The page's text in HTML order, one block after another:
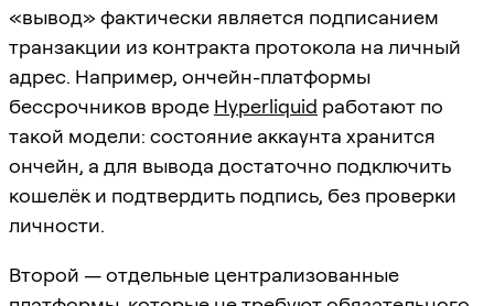
«вывод» фактически является подписанием
транзакции из контракта протокола на личный
адрес. Например, ончейн-платформы
бессрочников вроде Hyperliquid работают по
такой модели: состояние аккаунта хранится
ончейн, а для вывода достаточно подключить
кошелёк и подтвердить подпись, без проверки
личности.
Второй — отдельные централизованные